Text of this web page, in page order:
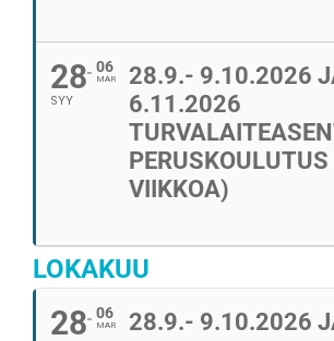
28
SYY
06
MAR
28.9.- 9.10.2026
6.11.2026
VIIKKOA)
LOKAKUU
28 06
MAR
28.9.- 9.10.2026